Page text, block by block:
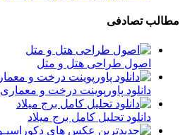
مطالب تصادفی
اصول طراحی هتل و متل
دانلود پاورپوینت درخت و معماری
دانلود تحلیل کامل برج میلاد